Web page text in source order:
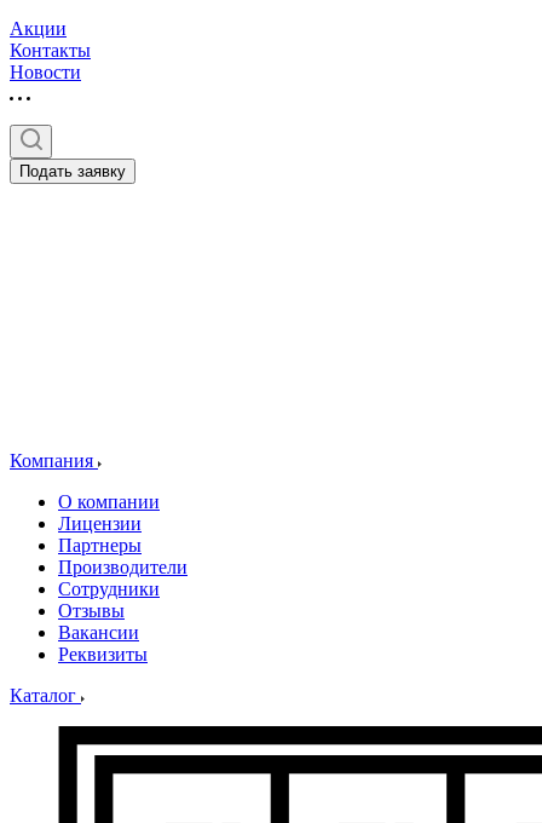
Акции
Контакты
Новости
Подать заявку
Компания
О компании
Лицензии
Партнеры
Производители
Сотрудники
Отзывы
Вакансии
Реквизиты
Каталог